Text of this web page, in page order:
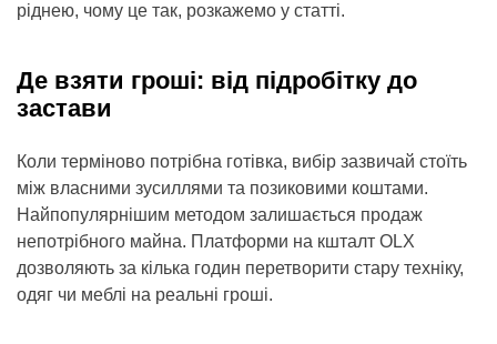
ріднею, чому це так, розкажемо у статті.
Де взяти гроші: від підробітку до
застави
Коли терміново потрібна готівка, вибір зазвичай стоїть
між власними зусиллями та позиковими коштами.
Найпопулярнішим методом залишається продаж
непотрібного майна. Платформи на кшталт OLX
дозволяють за кілька годин перетворити стару техніку,
одяг чи меблі на реальні гроші.